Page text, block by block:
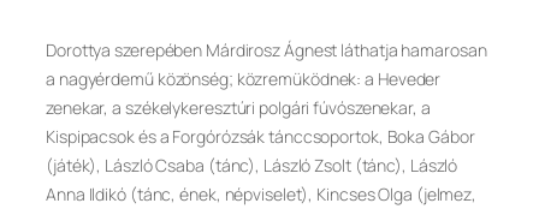
Dorottya szerepében Márdirosz Ágnest láthatja hamarosan
a nagyérdemű közönség; közremüködnek: a Heveder
zenekar, a székelykeresztúri polgári fúvószenekar, a
Kispipacsok és a Forgórózsák tánccsoportok, Boka Gábor
(játék), László Csaba (tánc), László Zsolt (tánc), László
Anna Ildikó (tánc, ének, népviselet), Kincses Olga (jelmez,